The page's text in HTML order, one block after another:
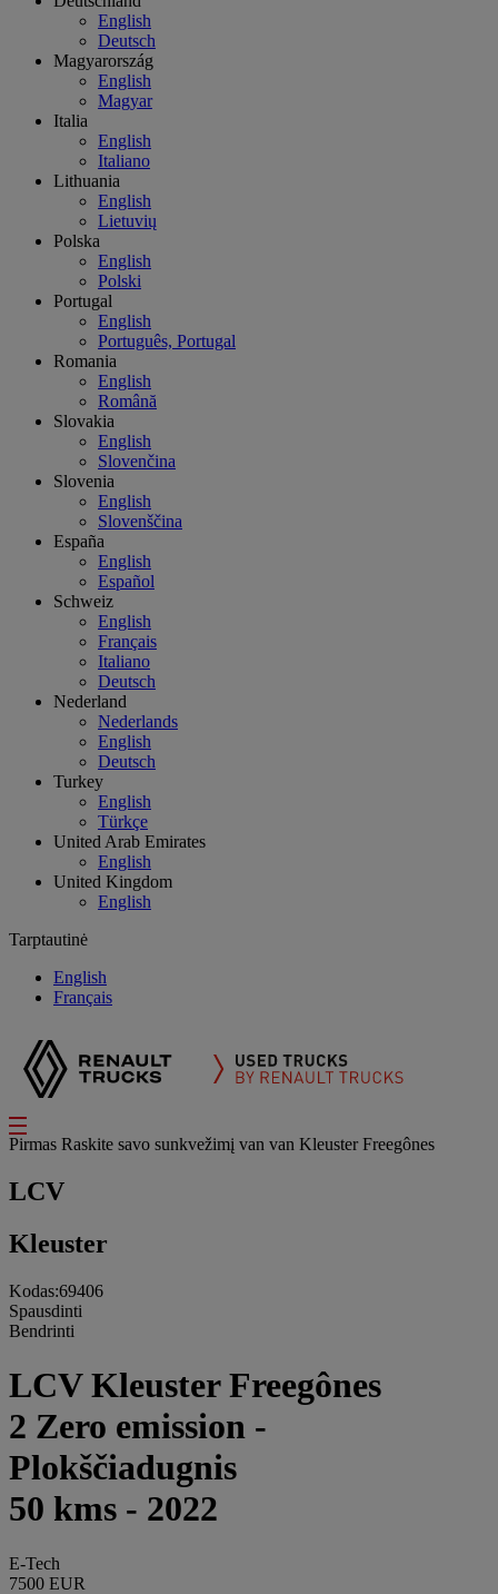
English
Deutsch
Magyarország
English
Magyar
Italia
English
Italiano
Lithuania
English
Lietuvių
Polska
English
Polski
Portugal
English
Português, Portugal
Romania
English
Română
Slovakia
English
Slovenčina
Slovenia
English
Slovenščina
España
English
Español
Schweiz
English
Français
Italiano
Deutsch
Nederland
Nederlands
English
Deutsch
Turkey
English
Türkçe
United Arab Emirates
English
United Kingdom
English
Tarptautinė
English
Français
Pirmas Raskite savo sunkvežimį van van Kleuster Freegônes
LCV
Kleuster
Kodas:69406
Spausdinti
Bendrinti
LCV Kleuster Freegônes
2 Zero emission -
Plokščiadugnis
50 kms - 2022
E-Tech
7500 EUR